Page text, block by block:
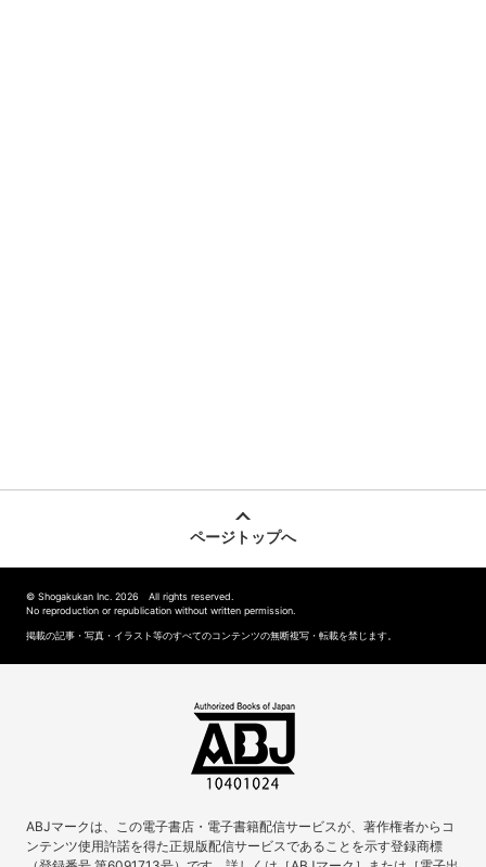
ページトップへ
© Shogakukan Inc. 2026 All rights reserved.
No reproduction or republication without written permission.
掲載の記事・写真・イラスト等のすべてのコンテンツの無断複写・転載を禁じます。
ABJマークは、この電子書店・電子書籍配信サービスが、著作権者からコ
ンテンツ使用許諾を得た正規版配信サービスであることを示す登録商標